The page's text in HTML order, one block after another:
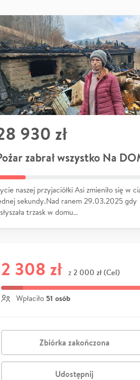
930 zł
zabrał wszystko Na
naszej przyjaciółki Asi zmieniło się w
sekundy.Nad ranem 29.03.2025 gdy
trzask w domu…
2 308 zł z 2 000 zł (Cel)
Wpłaciło 51 osób
Zbiórka zakończona
Udostępnij